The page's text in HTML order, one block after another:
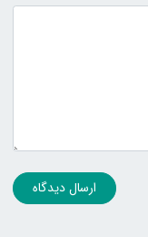
ارسال دیدگاه